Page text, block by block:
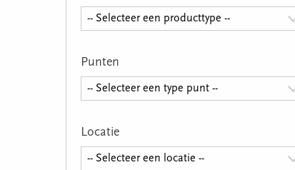
-- Selecteer een producttype --
Punten
-- Selecteer een type punt --
Locatie
-- Selecteer een locatie --